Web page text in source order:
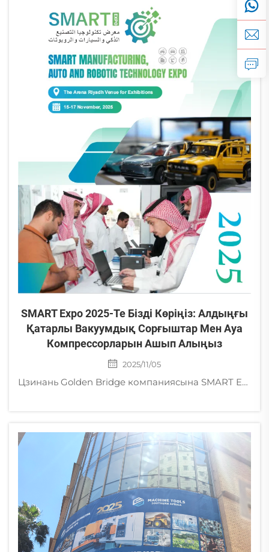
SMART Expo 2025-Те Бізді Көріңіз: Алдыңғы
Қатарлы Вакуумдық Сорғыштар Мен Ауа
Компрессорларын Ашып Алыңыз
2025/11/05
Цзинань Golden Bridge компаниясына SMART Expo 2025-те (F23-F24 стенді) келіп, жоғары өнімді вихрлі вакуумдық сорғыштар, құрғақ пластиналы сорғыштар, винтті компрессорлар және басқалармен танысыңыз. Өндірісіңізді жаңа деңгейге көтеріңіз!